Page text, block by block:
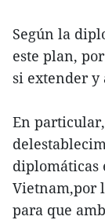
Según la
este plan,
si extender
En
diplomáticas
Vietnam,por
para que